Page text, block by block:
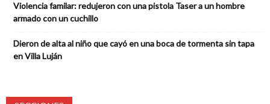
Violencia familar: redujeron con una pistola Taser a un hombre
armado con un cuchillo
Dieron de alta al niño que cayó en una boca de tormenta sin tapa
en Villa Luján